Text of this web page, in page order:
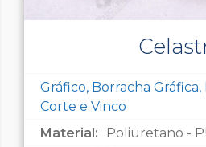
Gráfico, Borracha
Corte e Vinco
Material:
Poliuretano -